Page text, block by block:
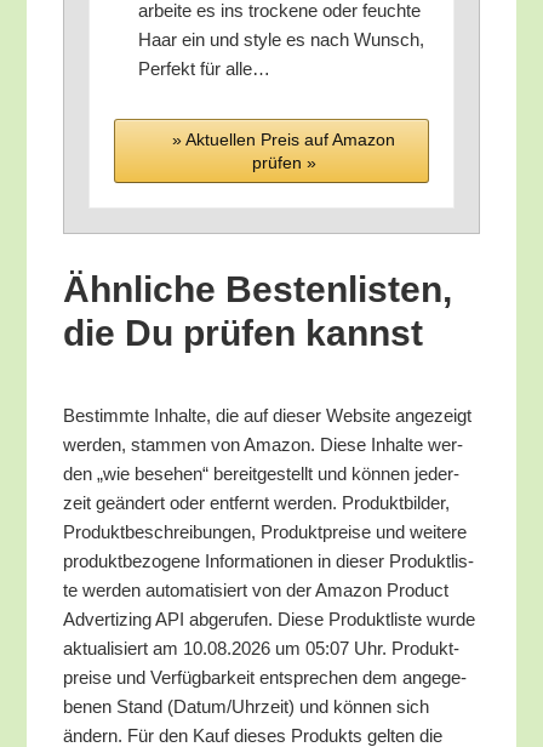
arbei­te es ins tro­cke­ne oder feuch­te
Haar ein und style es nach Wunsch,
Per­fekt für alle…
» Aktu­el­len Preis auf Ama­zon
prü­fen »
Ähn­li­che Bes­ten­lis­ten,
die Du prü­fen kannst
Bestimm­te Inhal­te, die auf die­ser Web­site ange­zeigt
wer­den, stam­men von Ama­zon. Die­se Inhal­te wer­
den „wie bese­hen“ bereit­ge­stellt und kön­nen jeder­
zeit geän­dert oder ent­fernt wer­den. Pro­dukt­bil­der,
Pro­dukt­be­schrei­bun­gen, Pro­dukt­prei­se und wei­te­re
pro­dukt­be­zo­ge­ne Infor­ma­tio­nen in die­ser Pro­dukt­lis­
te wer­den auto­ma­ti­siert von der Ama­zon Pro­duct
Adver­tiz­ing API abge­ru­fen. Die­se Pro­dukt­lis­te wur­de
aktua­li­siert am 10.08.2026 um 05:07 Uhr. Pro­dukt­
prei­se und Ver­füg­bar­keit ent­spre­chen dem ange­ge­
be­nen Stand (Datum/​Uhrzeit) und kön­nen sich
ändern. Für den Kauf die­ses Pro­dukts gel­ten die